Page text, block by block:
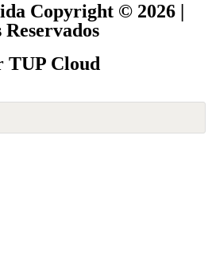
Copyright © 2026 |
TUP Cloud